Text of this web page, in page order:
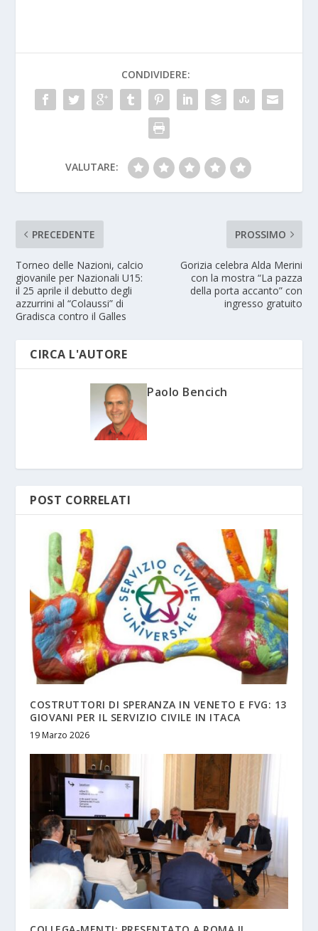
CONDIVIDERE:
VALUTARE:
PRECEDENTE
Torneo delle Nazioni, calcio
giovanile per Nazionali U15:
il 25 aprile il debutto degli
azzurrini al “Colaussi” di
Gradisca contro il Galles
PROSSIMO
Gorizia celebra Alda Merini
con la mostra “La pazza
della porta accanto” con
ingresso gratuito
CIRCA L'AUTORE
Paolo Bencich
POST CORRELATI
COSTRUTTORI DI SPERANZA IN VENETO E FVG: 13
GIOVANI PER IL SERVIZIO CIVILE IN ITACA
19 Marzo 2026